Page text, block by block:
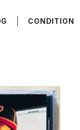
CONDITION